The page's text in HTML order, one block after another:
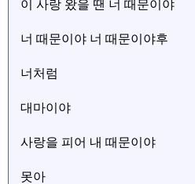
이 사랑 왔을 땐 너 때문이야
너 때문이야 너 때문이야후
너처럼
대마이야
사랑을 피어 내 때문이야
못아